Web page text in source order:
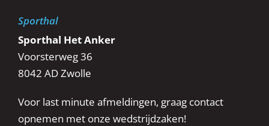
Sporthal
Sporthal Het Anker
Voorsterweg 36
8042 AD Zwolle
Voor last minute afmeldingen, graag contact
opnemen met onze wedstrijdzaken!